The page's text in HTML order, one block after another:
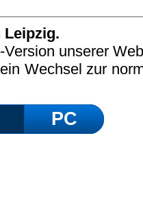
Leipzig.
unserer
Wechsel zur
PC